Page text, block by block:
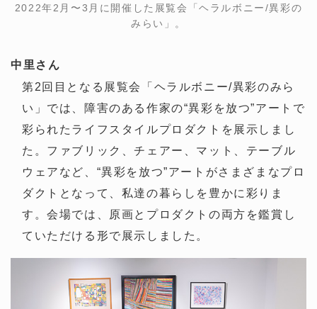
2022年2月〜3月に開催した展覧会「ヘラルボニー/異彩の
みらい」。
中里さん
第2回目となる展覧会「ヘラルボニー/異彩のみら
い」では、障害のある作家の“異彩を放つ”アートで
彩られたライフスタイルプロダクトを展示しまし
た。ファブリック、チェアー、マット、テーブル
ウェアなど、“異彩を放つ”アートがさまざまなプロ
ダクトとなって、私達の暮らしを豊かに彩りま
す。会場では、原画とプロダクトの両方を鑑賞し
ていただける形で展示しました。